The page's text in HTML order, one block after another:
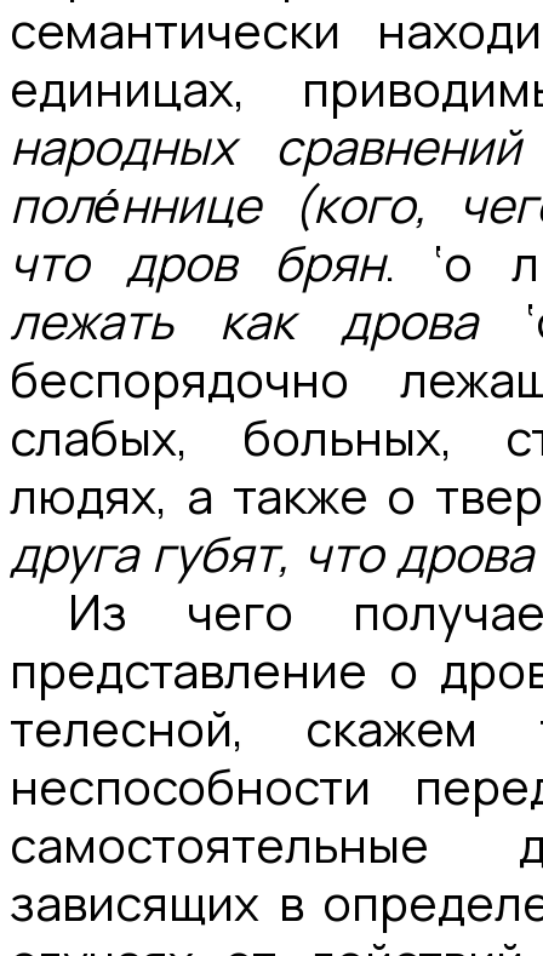
семантически
единицах,
народных сравнений
поле́ннице
(кого,
что дров
брян. ‘о
лежать как дрова
беспорядочно
слабых, больных,
людях, а также о
друга губят, что
Из чего
представление о
телесной, скажем
неспособности
зависящих в